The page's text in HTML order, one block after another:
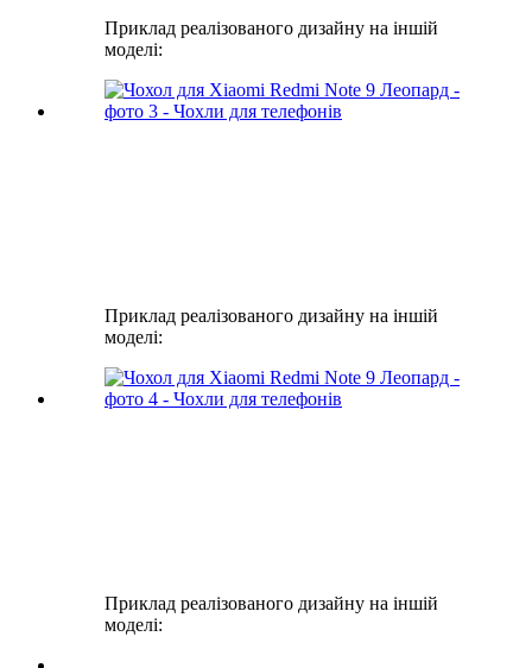
Приклад реалізованого дизайну на іншій
моделі:
Приклад реалізованого дизайну на іншій
моделі:
Приклад реалізованого дизайну на іншій
моделі: